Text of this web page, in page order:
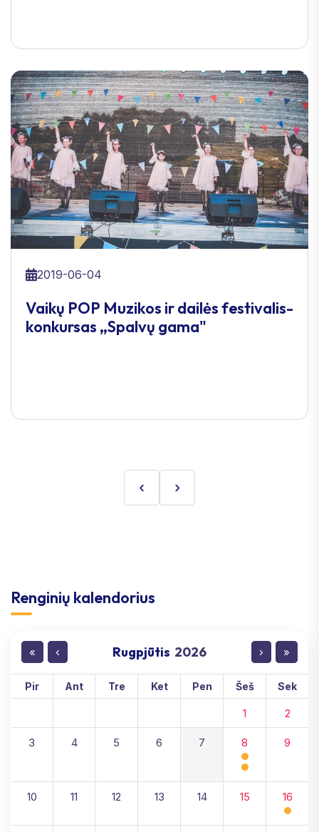
2019-06-04
Vaikų POP Muzikos ir dailės festivalis-
konkursas „Spalvų gama"
‹ ›
Renginių kalendorius
« ‹ Rugpjūtis 2026 › »
Pir Ant Tre Ket Pen Šeš Sek
1 2
3 4 5 6 7 8 9
10 11 12 13 14 15 16